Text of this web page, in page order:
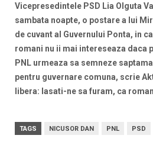
Vicepresedintele PSD Lia Olguta
sambata noapte, o postare a lui
de cuvant al Guvernului Ponta, in
romani nu ii mai intereseaza daca
PNL urmeaza sa semneze
pentru guvernare comuna, scrie
libera: lasati-ne sa furam, ca
TAGS NICUSOR DAN PNL PSD